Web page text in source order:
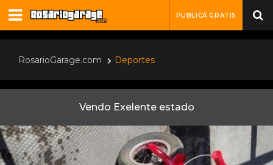
PUBLICÁ GRATIS
RosarioGarage.com Deportes
Vendo Exelente estado